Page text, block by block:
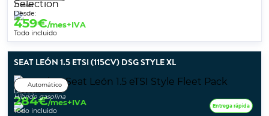
Diésel
Desde:
459€/mes+IVA
Todo incluido
SEAT LEÓN 1.5 ETSI (115CV) DSG STYLE XL
Automático
Híbrido gasolina
Desde:
284€/mes+IVA
Todo incluido
Entrega rápida